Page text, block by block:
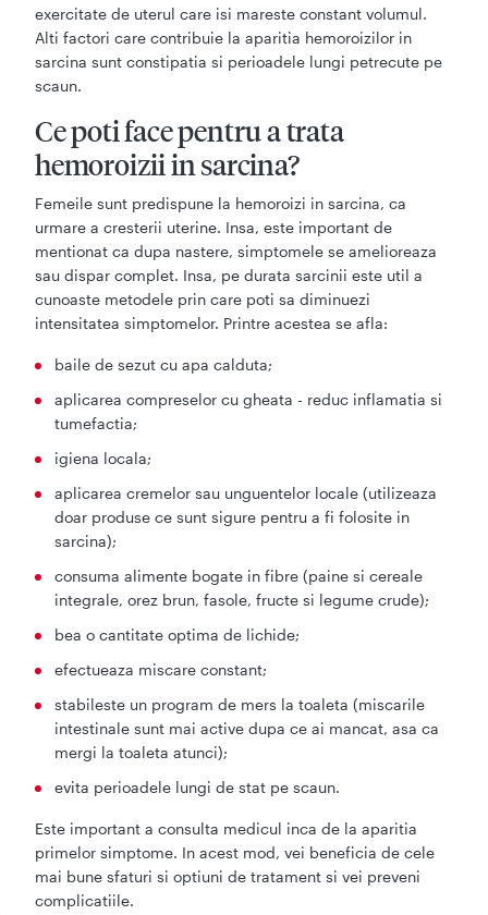
exercitate de uterul care isi mareste constant volumul.
Alti factori care contribuie la aparitia hemoroizilor in
sarcina sunt constipatia si perioadele lungi petrecute pe
scaun.
Ce poti face pentru a trata
hemoroizii in sarcina?
Femeile sunt predispune la hemoroizi in sarcina, ca
urmare a cresterii uterine. Insa, este important de
mentionat ca dupa nastere, simptomele se amelioreaza
sau dispar complet. Insa, pe durata sarcinii este util a
cunoaste metodele prin care poti sa diminuezi
intensitatea simptomelor. Printre acestea se afla:
baile de sezut cu apa calduta;
aplicarea compreselor cu gheata - reduc inflamatia si
tumefactia;
igiena locala;
aplicarea cremelor sau unguentelor locale (utilizeaza
doar produse ce sunt sigure pentru a fi folosite in
sarcina);
consuma alimente bogate in fibre (paine si cereale
integrale, orez brun, fasole, fructe si legume crude);
bea o cantitate optima de lichide;
efectueaza miscare constant;
stabileste un program de mers la toaleta (miscarile
intestinale sunt mai active dupa ce ai mancat, asa ca
mergi la toaleta atunci);
evita perioadele lungi de stat pe scaun.
Este important a consulta medicul inca de la aparitia
primelor simptome. In acest mod, vei beneficia de cele
mai bune sfaturi si optiuni de tratament si vei preveni
complicatiile.